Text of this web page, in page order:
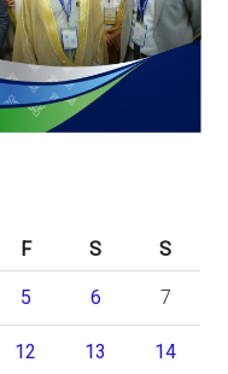
F S S
5 6 7
12 13 14